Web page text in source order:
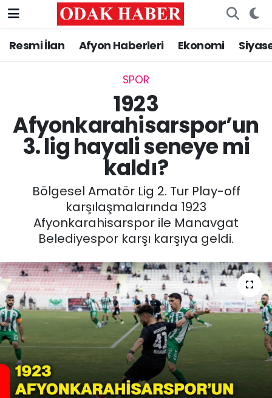
Resmi İlan Afyon Haberleri Ekonomi
SPOR
1923
Afyonkarahisarspor’un
3. lig hayali seneye mi
kaldı?
Bölgesel Amatör Lig 2. Tur Play-off
karşılaşmalarında 1923
Afyonkarahisarspor ile Manavgat
Belediyespor karşı karşıya geldi.
AFYONKARAHİSAR HABERLERİ
GÜNCEL
EĞİTİM
MAGAZİN
SAĞLIK
SPOR
11:11 MANŞET
Nöbetçi Eczaneler
Süper Lig Puan Durumu ve Fikstür
Tüm Manşetler
Son Dakika Haberleri
Haber Arşivi